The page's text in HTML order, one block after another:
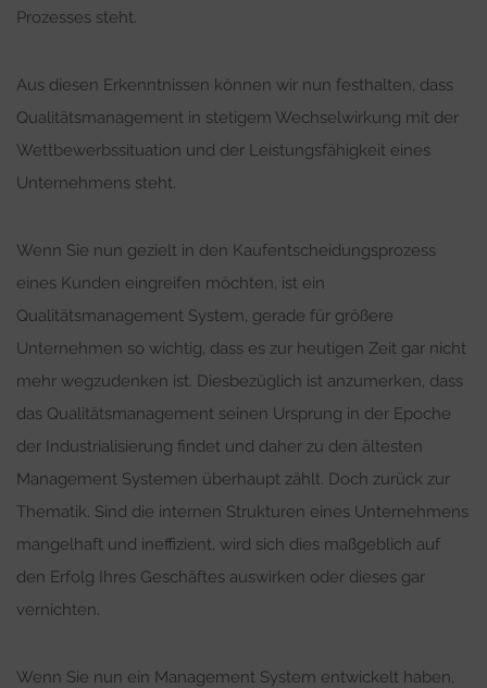
Prozesses steht.
Aus diesen Erkenntnissen können wir nun festhalten, dass
Qualitätsmanagement in stetigem Wechselwirkung mit der
Wettbewerbssituation und der Leistungsfähigkeit eines
Unternehmens steht.
Wenn Sie nun gezielt in den Kaufentscheidungsprozess
eines Kunden eingreifen möchten, ist ein
Qualitätsmanagement System, gerade für größere
Unternehmen so wichtig, dass es zur heutigen Zeit gar nicht
mehr wegzudenken ist. Diesbezüglich ist anzumerken, dass
das Qualitätsmanagement seinen Ursprung in der Epoche
der Industrialisierung findet und daher zu den ältesten
Management Systemen überhaupt zählt. Doch zurück zur
Thematik. Sind die internen Strukturen eines Unternehmens
mangelhaft und ineffizient, wird sich dies maßgeblich auf
den Erfolg Ihres Geschäftes auswirken oder dieses gar
vernichten.
Wenn Sie nun ein Management System entwickelt haben,